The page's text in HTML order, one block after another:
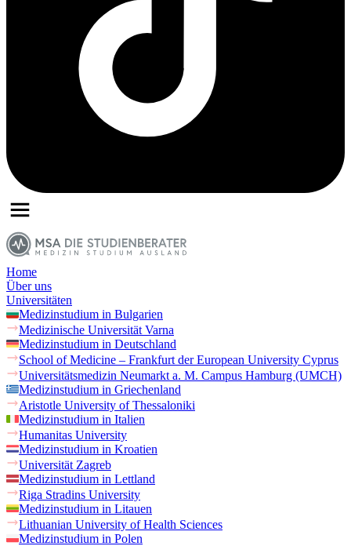
Home
Über uns
Universitäten
Medizinstudium in Bulgarien
Medizinische Universität Varna
Medizinstudium in Deutschland
School of Medicine – Frankfurt der European University Cyprus
Universitätsmedizin Neumarkt a. M. Campus Hamburg (UMCH)
Medizinstudium in Griechenland
Aristotle University of Thessaloniki
Medizinstudium in Italien
Humanitas University
Medizinstudium in Kroatien
Universität Zagreb
Medizinstudium in Lettland
Riga Stradins University
Medizinstudium in Litauen
Lithuanian University of Health Sciences
Medizinstudium in Polen